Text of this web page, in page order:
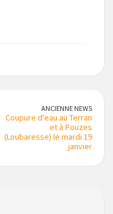
ANCIENNE NEWS
Coupure d'eau au Terran
et à Pouzes
(Loubaresse) le mardi 19
janvier
agricoles le 22 avril